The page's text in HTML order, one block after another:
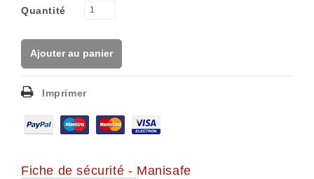
Quantité
Ajouter au panier
Imprimer
Fiche de sécurité - Manisafe